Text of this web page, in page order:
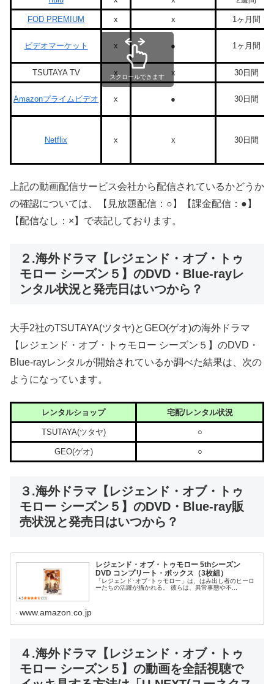
FOD PREMIUM x x 1ヶ月間
ビデオマーケット x ● 1ヶ月間
TSUTAYA TV x x 30日間
Amazonプライムビデオ x ● 30日間
Netflix x x 30日間
スクロールできます
上記の動画配信サービス会社から配信されているかどうか
の確認については、【見放題配信：○】【課金配信：●】
【配信なし：×】で表記しております。
２.海外ドラマ【レジェンド・オブ・トゥ
モロー シーズン５】のDVD・Blue-rayレ
ンタル状況と発売日はいつから？
大手2社のTSUTAYA(ツタヤ)とGEO(ゲオ)の海外ドラマ
【レジェンド・オブ・トゥモロー シーズン５】のDVD・
Blue-rayレンタルが開始されているか調べた結果は、次の
ようになっています。
レンタルショップ 宅配/レンタル状況
TSUTAYA(ツタヤ) ○
GEO(ゲオ) ○
３.海外ドラマ【レジェンド・オブ・トゥ
モロー シーズン５】のDVD・Blue-ray販
売状況と発売日はいつから？
レジェンド・オブ・トゥモロー 5thシーズン
DVD コンプリート・ボックス（3枚組）
「レジェンド･オブ･トゥモロー」は、はみ出し者のヒーロ
ーたちの活躍が描かれる。 彼らは、異常事態や不...
www.amazon.co.jp
４.海外ドラマ【レジェンド・オブ・トゥ
モロー シーズン５】の動画を全話視聴で